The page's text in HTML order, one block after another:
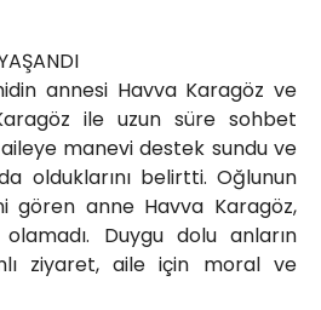
annesi Havva Karagöz ve
ile uzun süre sohbet
manevi destek sundu ve
olduklarını belirtti. Oğlunun
gören anne Havva Karagöz,
Duygu dolu anların
ziyaret, aile için moral ve